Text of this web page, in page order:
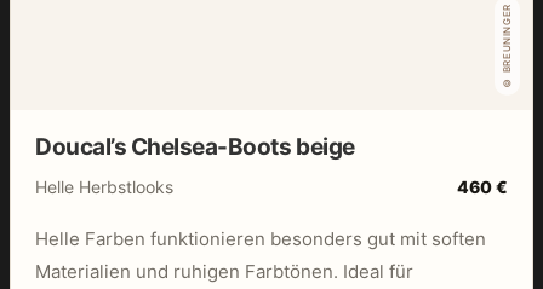
© BREUNINGER
Doucal’s Chelsea-Boots beige
Helle Herbstlooks 460 €
Helle Farben funktionieren besonders gut mit soften
Materialien und ruhigen Farbtönen. Ideal für